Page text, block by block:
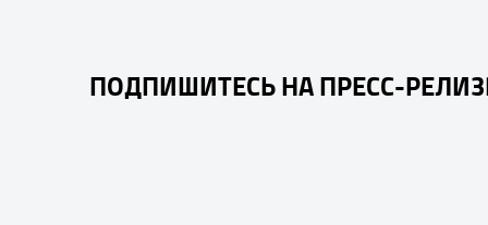
ПОДПИШИТЕСЬ НА ПРЕСС-